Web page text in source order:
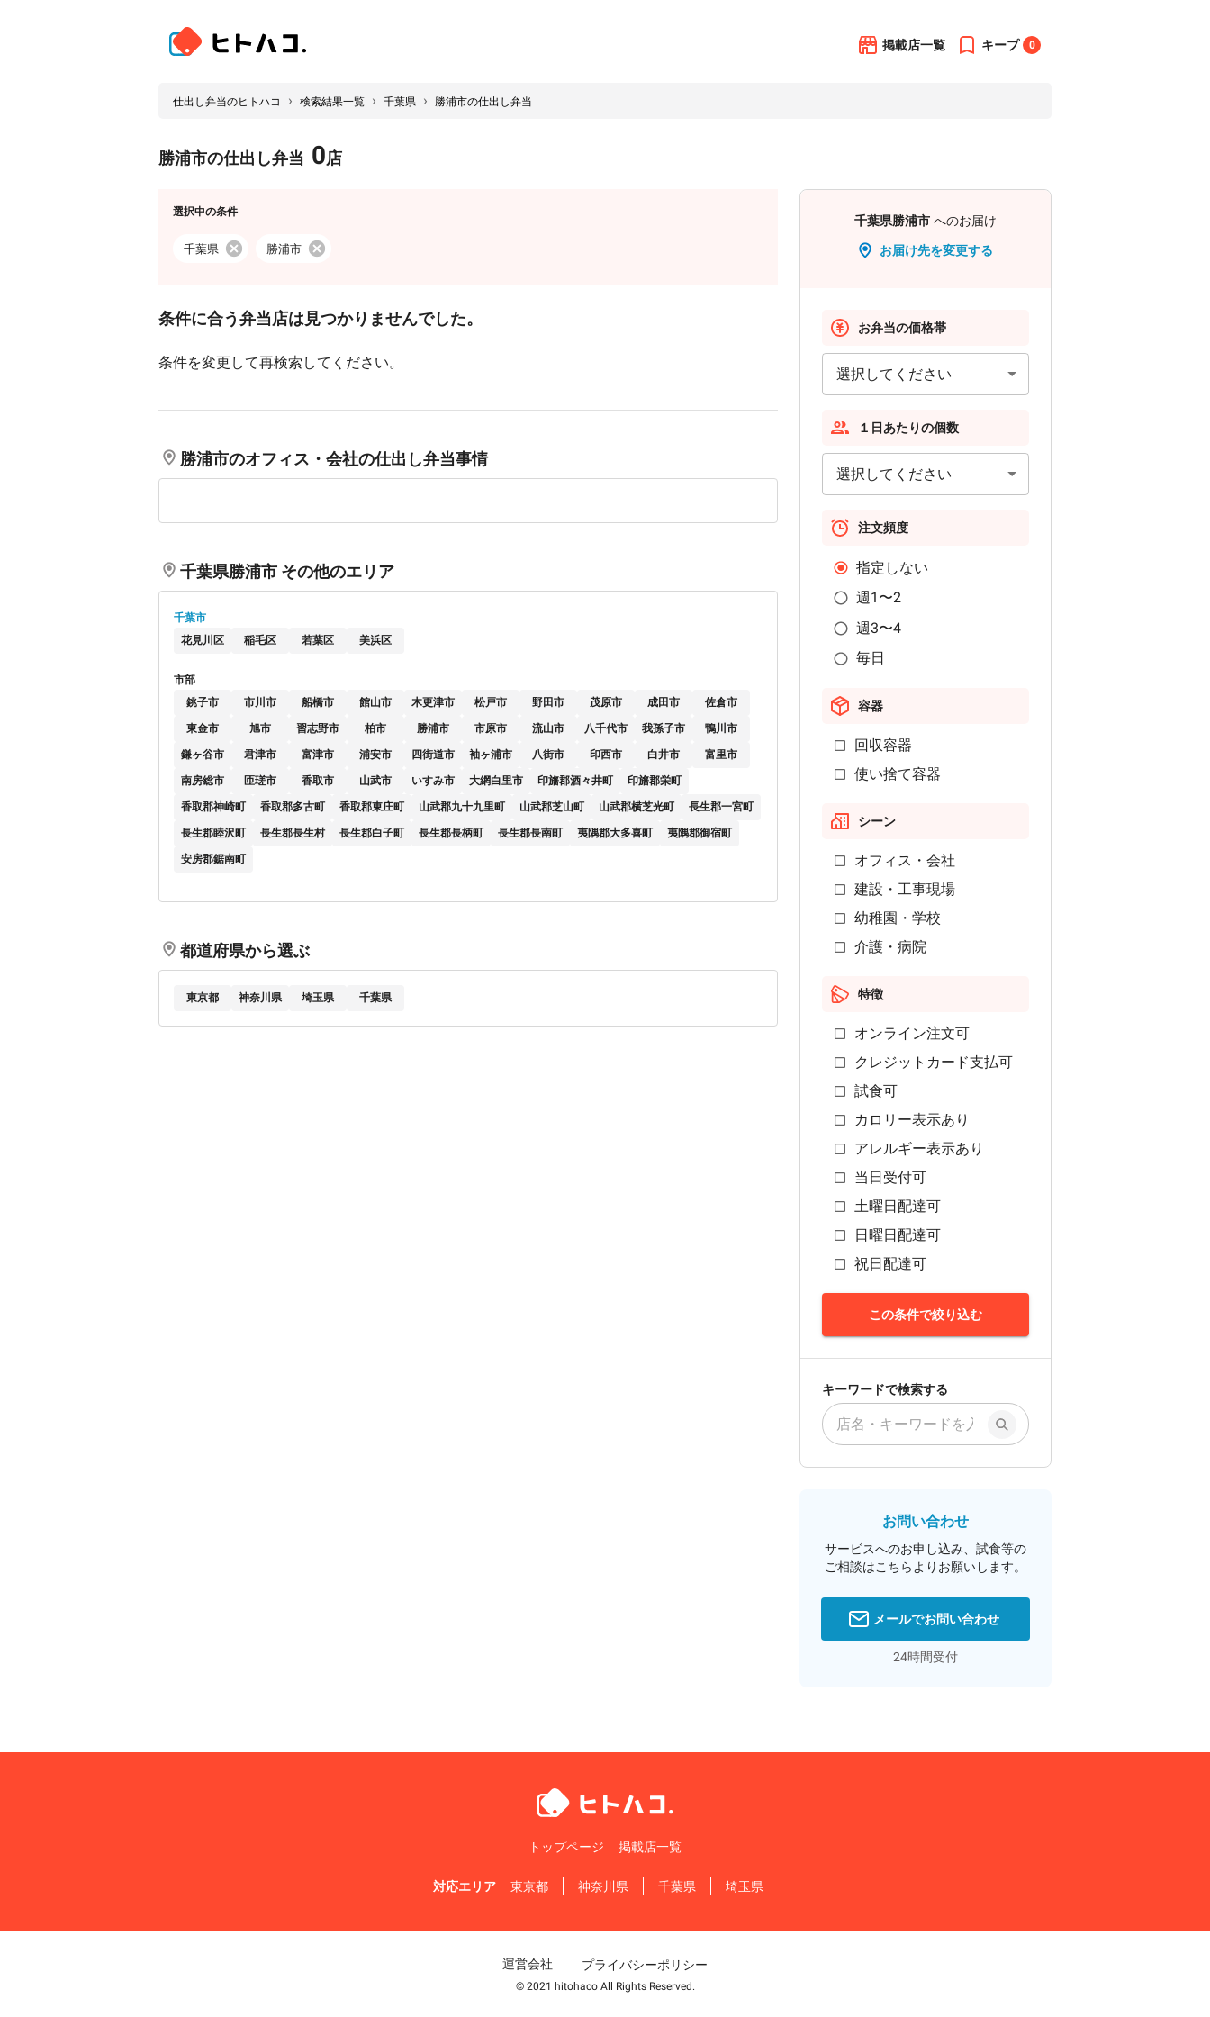
掲載店一覧 キープ 0
仕出し弁当のヒトハコ › 検索結果一覧 › 千葉県 › 勝浦市の仕出し弁当
勝浦市の仕出し弁当 0店
選択中の条件
千葉県 勝浦市
条件に合う弁当店は見つかりませんでした。
条件を変更して再検索してください。
勝浦市のオフィス・会社の仕出し弁当事情
千葉県勝浦市 その他のエリア
千葉市
花見川区
稲毛区 若葉区 美浜区
市部
銚子市
市川市 船橋市 館山市 木更津市 松戸市 野田市 茂原市 成田市 佐倉市
東金市 旭市 習志野市 柏市 勝浦市 市原市 流山市 八千代市 我孫子市 鴨川市
鎌ヶ谷市 君津市 富津市 浦安市 四街道市 袖ヶ浦市 八街市 印西市 白井市 富里市
南房総市 匝瑳市 香取市 山武市 いすみ市 大網白里市 印旛郡酒々井町 印旛郡栄町
香取郡神崎町 香取郡多古町 香取郡東庄町 山武郡九十九里町 山武郡芝山町 山武郡横芝光町 長生郡一宮町
長生郡睦沢町 長生郡長生村 長生郡白子町 長生郡長柄町 長生郡長南町 夷隅郡大多喜町 夷隅郡御宿町
安房郡鋸南町
都道府県から選ぶ
東京都 神奈川県 埼玉県 千葉県
千葉県勝浦市 へのお届け
お届け先を変更する
お弁当の価格帯
選択してください
１日あたりの個数
選択してください
注文頻度
指定しない
週1〜2
週3〜4
毎日
容器
回収容器
使い捨て容器
シーン
オフィス・会社
建設・工事現場
幼稚園・学校
介護・病院
特徴
オンライン注文可
クレジットカード支払可
試食可
カロリー表示あり
アレルギー表示あり
当日受付可
土曜日配達可
日曜日配達可
祝日配達可
この条件で絞り込む
キーワードで検索する
お問い合わせ
サービスへのお申し込み、試食等の
ご相談はこちらよりお願いします。
メールでお問い合わせ
24時間受付
トップページ 掲載店一覧
対応エリア 東京都 神奈川県 千葉県 埼玉県
運営会社 プライバシーポリシー
© 2021 hitohaco All Rights Reserved.